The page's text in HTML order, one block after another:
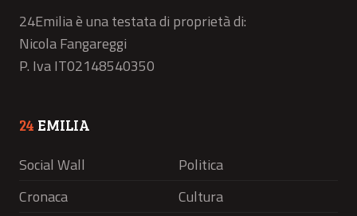
24Emilia è una testata di proprietà di:
Nicola Fangareggi
P. Iva IT02148540350
24 EMILIA
Social Wall
Politica
Cronaca
Cultura